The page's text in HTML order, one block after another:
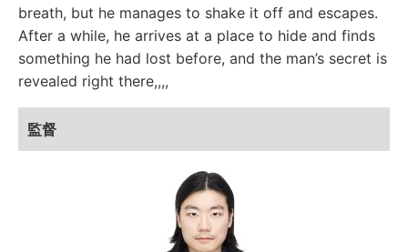
breath, but he manages to shake it off and escapes.
After a while, he arrives at a place to hide and finds
something he had lost before, and the man’s secret is
revealed right there,,,,
監督